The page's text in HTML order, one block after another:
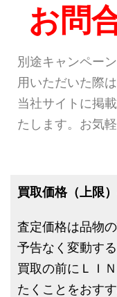
お問
別途キャンペー
用いただいた際
当社サイトに掲
たします。お気
買取価格（上限
査定価格は品物
予告なく変動す
買取の前にＬＩ
たくことをおすす